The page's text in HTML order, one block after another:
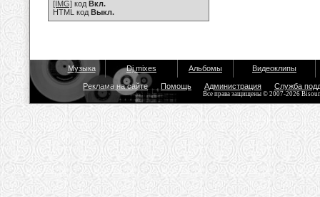
[IMG] код Вкл.
HTML код Выкл.
Музыка Dj mixes Альбомы Видеоклипы
Реклама на сайте Помощь Администрация Служба
Все права защищены © 2007-2026